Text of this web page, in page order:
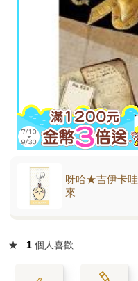
呀哈★吉伊卡
來
★ 1 個人喜歡